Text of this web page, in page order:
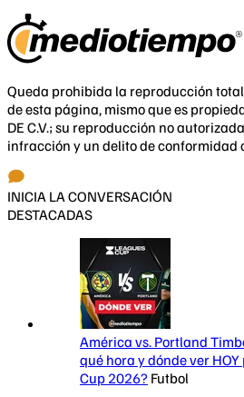
Queda prohibida la reproducción
de esta página, mismo que es
DE C.V.; su reproducción no
infracción y un delito de conformidad
INICIA LA CONVERSACIÓN
DESTACADAS
América vs. Portland
qué hora y dónde ver
Cup 2026? Futbol